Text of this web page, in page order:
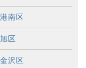
南区
区
沢区